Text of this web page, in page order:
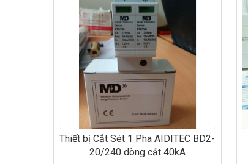
Thiết bị Cắt Sét 1 Pha AIDITEC BD2-
20/240 dòng cắt 40kA